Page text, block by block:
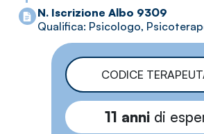
N. Iscrizione Albo 9309
Qualifica: Psicologo,
CODICE
11 annidi